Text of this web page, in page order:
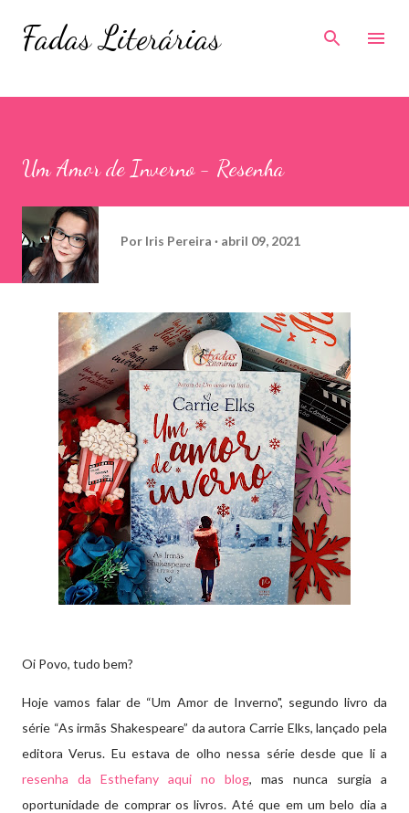
Pular para o conteúdo principal
Fadas Literárias
Um Amor de Inverno - Resenha
Por Iris Pereira abril 09, 2021
Oi Povo, tudo bem?
Hoje vamos falar de “Um Amor de Inverno", segundo livro da
série “As irmãs Shakespeare” da autora Carrie Elks, lançado pela
editora Verus. Eu estava de olho nessa série desde que li a
resenha da Esthefany aqui no blog, mas nunca surgia a
oportunidade de comprar os livros. Até que em um belo dia a